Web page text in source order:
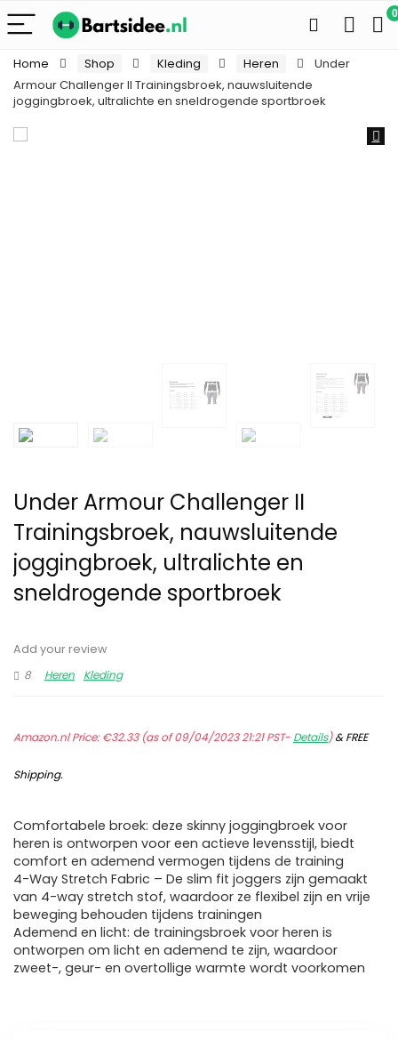
0
Home Shop Kleding Heren
Under
Armour Challenger II Trainingsbroek, nauwsluitende
joggingbroek, ultralichte en sneldrogende sportbroek
Under Armour Challenger II
Trainingsbroek, nauwsluitende
joggingbroek, ultralichte en
sneldrogende sportbroek
Add your review
8
Heren Kleding
Amazon.nl Price:€32.33(as of 09/04/2023 21:21 PST- Details)&FREE
Shipping.
Comfortabele broek: deze skinny joggingbroek voor
heren is ontworpen voor een actieve levensstijl, biedt
comfort en ademend vermogen tijdens de training
4-Way Stretch Fabric – De slim fit joggers zijn gemaakt
van 4-way stretch stof, waardoor ze flexibel zijn en vrije
beweging behouden tijdens trainingen
Ademend en licht: de trainingsbroek voor heren is
ontworpen om licht en ademend te zijn, waardoor
zweet-, geur- en overtollige warmte wordt voorkomen